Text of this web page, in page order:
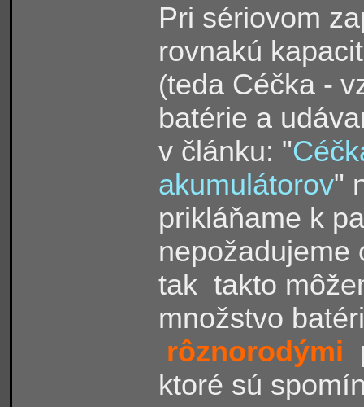
Pri sériovom
rovnakú
(teda Céčka -
batérie a
v článku: "
akumulátorov"
prikláňame k
nepožadujeme
tak takto
množstvo
rôznorodými
ktoré sú